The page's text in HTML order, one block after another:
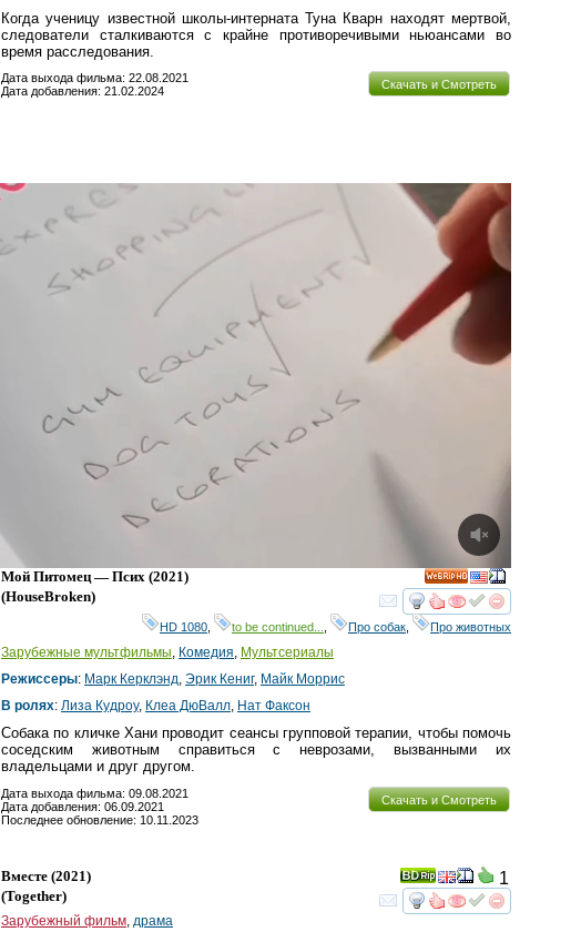
Когда ученицу известной школы-интерната Туна Кварн находят мертвой,
следователи сталкиваются с крайне противоречивыми ньюансами во
время расследования.
Скачать и Смотреть
Дата выхода фильма: 22.08.2021
Дата добавления: 21.02.2024
смотретьинтересует
HD
Мой Питомец — Псих (2021)
(HouseBroken)
HD 1080 to be continued... Про собак Про животных
Зарубежные мультфильмы, Комедия, Мультсериалы
Режиссеры: Марк Керклэнд, Эрик Кениг, Майк Моррис
В ролях: Лиза Кудроу, Клеа ДюВалл, Нат Факсон
Собака по кличке Хани проводит сеансы групповой терапии, чтобы помочь
соседским животным справиться с неврозами, вызванными их
владельцами и друг другом.
Скачать и Смотреть
Дата выхода фильма: 09.08.2021
Дата добавления: 06.09.2021
Последнее обновление: 10.11.2023
смотретьинтересует
1
Вместе (2021)
(Together)
Зарубежный фильм, драма